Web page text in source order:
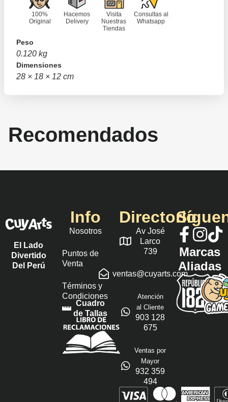
100%
Original
Hacemos
Delivery
Visita
Nuestras
Tiendas
Consultas al
Whatsapp
Peso
0.120 kg
Dimensiones
28 × 18 × 12 cm
Recomendados
El Lado
Divertido
Del Perú
Info
Nosotros
Puntos de
Venta
Términos y
Condiciones
Cuadro
de Tallas
Directorio
Av José
Larco
739
ventas@cuyarts.com
Atención
al Cliente
903 128
675
Ventas por
Mayor
932 359
494
Marcas
Aliadas